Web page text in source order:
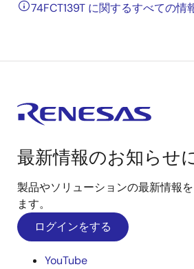
74FCT139T に関するすべての情
最新情報のお知らせ
製品やソリューションの最新情報
ます。
ログインをする
YouTube